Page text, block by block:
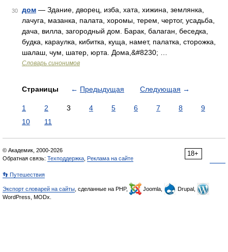
30 дом — Здание, дворец, изба, хата, хижина, землянка,
лачуга, мазанка, палата, хоромы, терем, чертог, усадьба,
дача, вилла, загородный дом. Барак, балаган, беседка,
будка, караулка, кибитка, куща, намет, палатка, сторожка,
шалаш, чум, шатер, юрта. Дома,&#8230; …
Словарь синонимов
Страницы ← Предыдущая Следующая →
1 2 3 4 5 6 7 8
9
10
11
18+
© Академик, 2000-2026
Обратная связь: Техподдержка Реклама на сайте
👣 Путешествия
Экспорт словарей на сайты , сделанные на PHP, Joomla,
Drupal,
WordPress, MODx.